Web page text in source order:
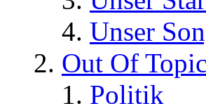
Unser
Out Of Topic
Politik